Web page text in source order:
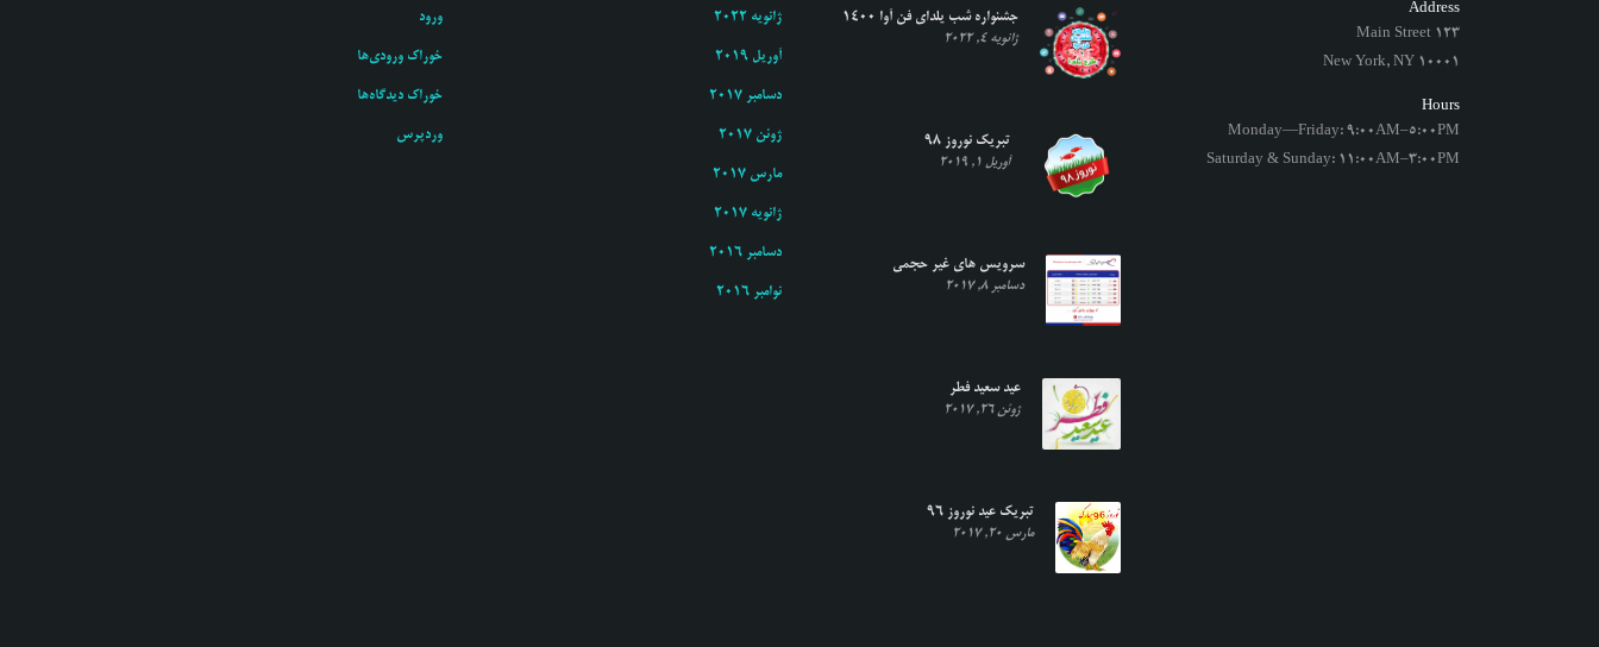
Address
123 Main Street
New York, NY 10001
Hours
Monday—Friday: 9:00AM–5:00PM
Saturday & Sunday: 11:00AM–3:00PM
جشنواره شب یلدای فن آوا ۱۴۰۰
ژانویه 4, 2022
تبریک نوروز ۹۸
آوریل 1, 2019
سرویس های غیر حجمی
دسامبر 8, 2017
عید سعید فطر
ژوئن 26, 2017
تبریک عید نوروز ۹۶
مارس 20, 2017
ژانویه 2022
آوریل 2019
دسامبر 2017
ژوئن 2017
مارس 2017
ژانویه 2017
دسامبر 2016
نوامبر 2016
ورود
خوراک ورودی‌ها
خوراک دیدگاه‌ها
وردپرس